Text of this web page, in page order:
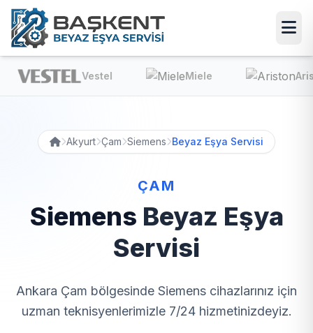
Vestel Miele Ariston
Akyurt Çam Siemens Beyaz Eşya Servisi
ÇAM
Siemens Beyaz Eşya
Servisi
Ankara Çam bölgesinde Siemens cihazlarınız için
uzman teknisyenlerimizle 7/24 hizmetinizdeyiz.